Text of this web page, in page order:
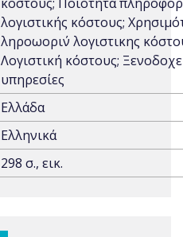
λογιστικής κόστους;
ληροωορι΄ν λογιστικης
Λογιστική κόστους;
υπηρεσίες
Ελλάδα
Ελληνικά
298 σ., εικ.